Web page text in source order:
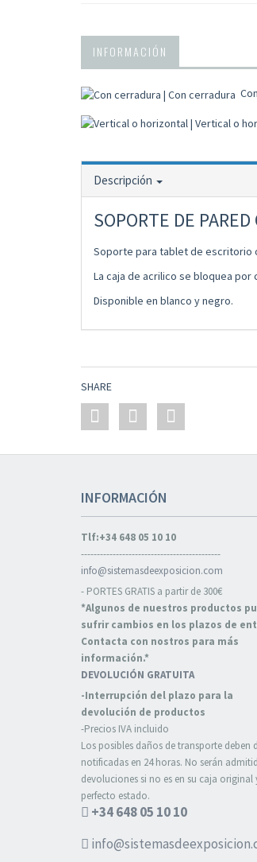
INFORMACIÓN
Descripción
SOPORTE DE
Soporte para tablet de escritorio
La caja de acrilico se bloquea
Disponible en blanco y negro.
SHARE
INFORMACIÓN
Tlf:+34 648 05 10 10
--------------------------------------------
info@sistemasdeexposicion.com
- PORTES GRATIS a partir de 300€
*Algunos de nuestros productos
sufrir cambios en los plazos de
Contacta con nostros para más
información.*
DEVOLUCIÓN GRATUITA
-Interrupción del plazo para la
devolución de productos
-Precios IVA incluido
Los posibles daños de transporte deben
notificadas en 24 horas. No serán
devoluciones si no es en su caja original
perfecto estado.
+34 648 05 10 10